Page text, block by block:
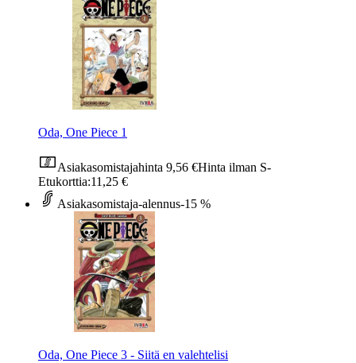
Oda, One Piece 1
Asiakasomistajahinta 9,56 €Hinta ilman S-
Etukorttia:11,25 €
Asiakasomistaja-alennus-15 %
Oda, One Piece 3 - Siitä en valehtelisi